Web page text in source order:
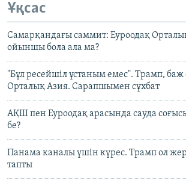
Ұқсас
Самарқандағы саммит: Еуроодақ
ойыншы бола ала ма?
"Бұл ресейшіл ұстаным емес". Трамп,
Орталық Азия. Сарапшымен сұхбат
АҚШ пен Еуроодақ арасында сауда
бе?
Панама каналы үшін күрес. Трамп ол
тапты